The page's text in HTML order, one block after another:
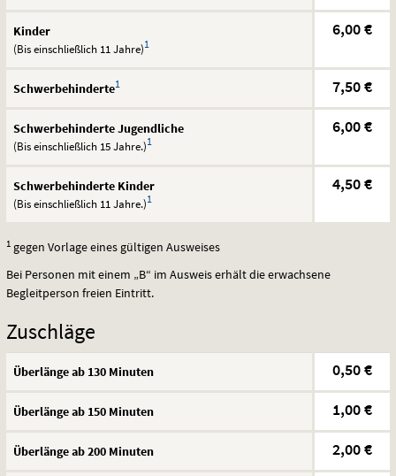
Kinder
(Bis einschließlich 11 Jahre)1
6,00 €
Schwerbehinderte1 7,50 €
Schwerbehinderte Jugendliche
(Bis einschließlich 15 Jahre.)1
6,00 €
Schwerbehinderte Kinder
(Bis einschließlich 11 Jahre.)1
4,50 €
1 gegen Vorlage eines gültigen Ausweises
Bei Personen mit einem „B“ im Ausweis erhält die erwachsene
Begleitperson freien Eintritt.
Zuschläge
Überlänge ab 130 Minuten 0,50 €
Überlänge ab 150 Minuten 1,00 €
Überlänge ab 200 Minuten 2,00 €